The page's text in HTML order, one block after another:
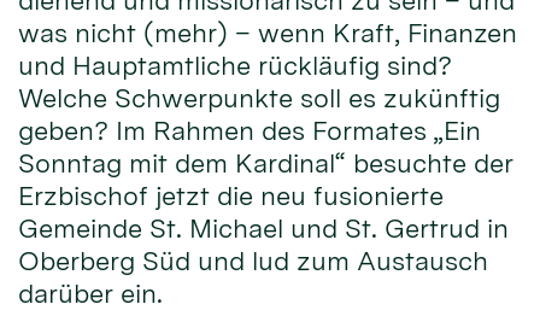
was nicht (mehr) – wenn Kraft, Finanzen
und Hauptamtliche rückläufig sind?
Welche Schwerpunkte soll es zukünftig
geben? Im Rahmen des Formates „Ein
Sonntag mit dem Kardinal“ besuchte der
Erzbischof jetzt die neu fusionierte
Gemeinde St. Michael und St. Gertrud in
Oberberg Süd und lud zum Austausch
darüber ein.